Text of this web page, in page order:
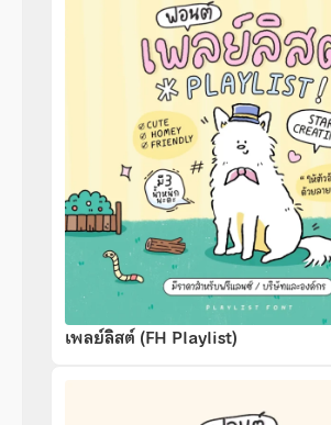
เพลย์ลิสต์ (FH Playlist)